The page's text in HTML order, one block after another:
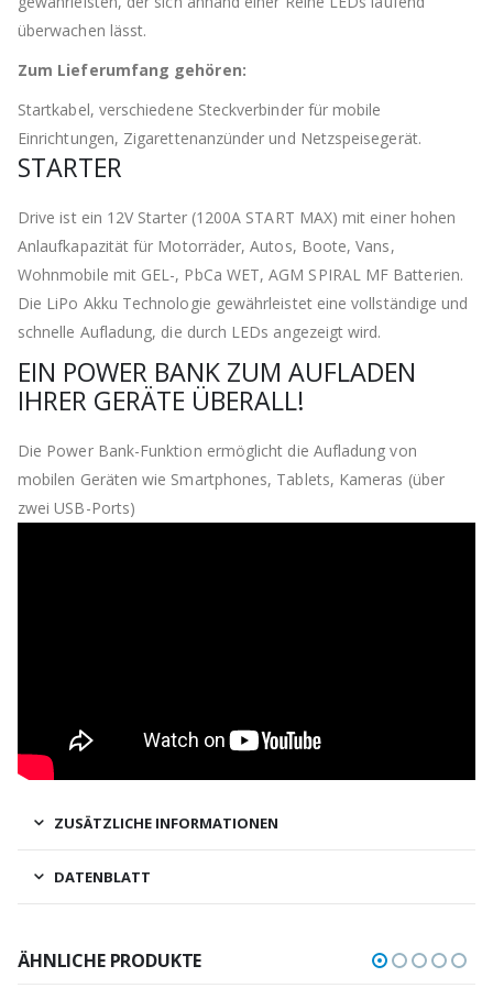
überwachen lässt.
Zum Lieferumfang gehören:
Startkabel, verschiedene Steckverbinder für mobile
Einrichtungen, Zigarettenanzünder und Netzspeisegerät.
STARTER
Drive ist ein 12V Starter (1200A START MAX) mit einer hohen
Anlaufkapazität für Motorräder, Autos, Boote, Vans,
Wohnmobile mit GEL-, PbCa WET, AGM SPIRAL MF Batterien.
Die LiPo Akku Technologie gewährleistet eine vollständige und
schnelle Aufladung, die durch LEDs angezeigt wird.
EIN POWER BANK ZUM AUFLADEN
IHRER GERÄTE ÜBERALL!
Die Power Bank-Funktion ermöglicht die Aufladung von
mobilen Geräten wie Smartphones, Tablets, Kameras (über
zwei USB-Ports)
ZUSÄTZLICHE INFORMATIONEN
DATENBLATT
ÄHNLICHE PRODUKTE